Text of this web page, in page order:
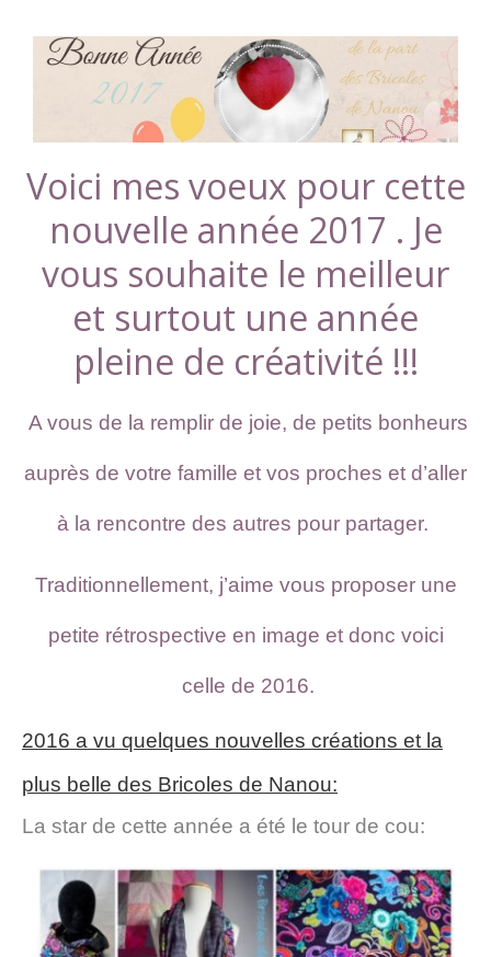
Voici mes voeux pour cette
nouvelle année 2017 . Je
vous souhaite le meilleur
et surtout une année
pleine de créativité !!!
A vous de la remplir de joie, de petits bonheurs
auprès de votre famille et vos proches et d’aller
à la rencontre des autres pour partager.
Traditionnellement, j’aime vous proposer une
petite rétrospective en image et donc voici
celle de 2016.
2016 a vu quelques nouvelles créations et la
plus belle des Bricoles de Nanou:
La star de cette année a été le tour de cou: